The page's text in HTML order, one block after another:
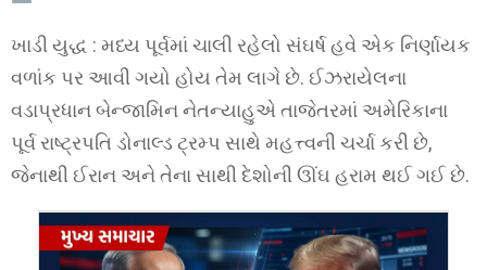
ખાડી યુદ્ધ : મધ્ય પૂર્વમાં ચાલી રહેલો સંઘર્ષ હવે એક નિર્ણાયક
વળાંક પર આવી ગયો હોય તેમ લાગે છે. ઈઝરાયેલના
વડાપ્રધાન બેન્જામિન નેતન્યાહુએ તાજેતરમાં અમેરિકાના
પૂર્વ રાષ્ટ્રપતિ ડોનાલ્ડ ટ્રમ્પ સાથે મહત્ત્વની ચર્ચા કરી છે,
જેનાથી ઈરાન અને તેના સાથી દેશોની ઊંઘ હરામ થઈ ગઈ છે.